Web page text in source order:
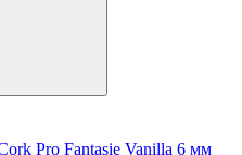
Pro Fantasie Vanilla 6 мм